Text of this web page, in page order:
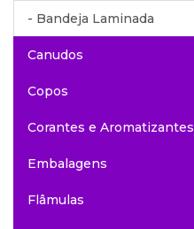
- Bandeja Laminada
Canudos
Copos
Corantes e Aromatizantes
Embalagens
Flâmulas